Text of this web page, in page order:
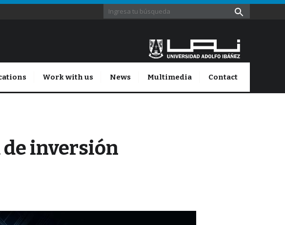
Work with us News Multimedia Contact
inversión